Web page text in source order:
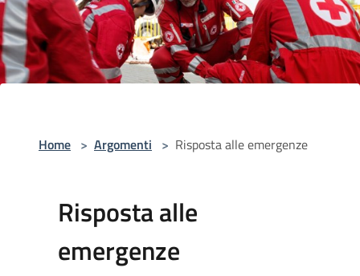
Home > Argomenti > Risposta alle emergenze
Risposta alle
emergenze